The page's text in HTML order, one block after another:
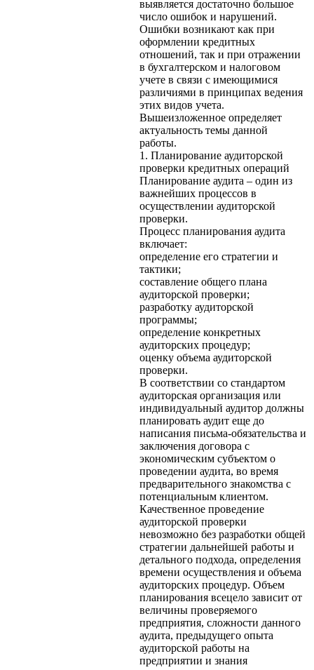
выявляется достаточно большое
число ошибок и нарушений.
Ошибки возникают как при
оформлении кредитных
отношений, так и при отражении
в бухгалтерском и налоговом
учете в связи с имеющимися
различиями в принципах ведения
этих видов учета.
Вышеизложенное определяет
актуальность темы данной
работы.
1. Планирование аудиторской
проверки кредитных операций
Планирование аудита – один из
важнейших процессов в
осуществлении аудиторской
проверки.
Процесс планирования аудита
включает:
определение его стратегии и
тактики;
составление общего плана
аудиторской проверки;
разработку аудиторской
программы;
определение конкретных
аудиторских процедур;
оценку объема аудиторской
проверки.
В соответствии со стандартом
аудиторская организация или
индивидуальный аудитор должны
планировать аудит еще до
написания письма-обязательства и
заключения договора с
экономическим субъектом о
проведении аудита, во время
предварительного знакомства с
потенциальным клиентом.
Качественное проведение
аудиторской проверки
невозможно без разработки общей
стратегии дальнейшей работы и
детального подхода, определения
времени осуществления и объема
аудиторских процедур. Объем
планирования всецело зависит от
величины проверяемого
предприятия, сложности данного
аудита, предыдущего опыта
аудиторской работы на
предприятии и знания